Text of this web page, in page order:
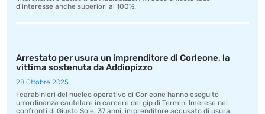
d’interesse anche superiori al 100%.
Arrestato per usura un imprenditore di Corleone, la
vittima sostenuta da Addiopizzo
28 Ottobre 2025
I carabinieri del nucleo operativo di Corleone hanno eseguito
un’ordinanza cautelare in carcere del gip di Termini Imerese nei
confronti di Giusto Sole, 37 anni, imprenditore accusato di usura.